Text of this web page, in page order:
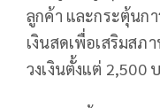
ลูกค้า และกระตุ้นก
เงินสดเพื่อเสริมสภ
วงเงินตั้งแต่ 2,500